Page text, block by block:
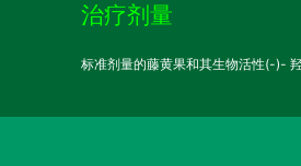
治疗剂量
标准剂量的藤黄果和其生物活性(-)-